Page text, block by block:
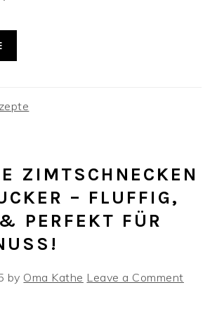
ZIMTSCHNECKEN
– FLUFFIG,
PERFEKT FÜR
by Oma Kathe Leave a Comment